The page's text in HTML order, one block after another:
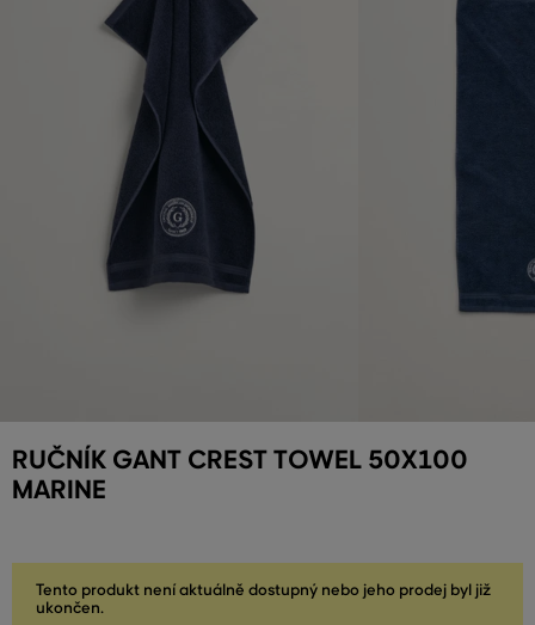
RUČNÍK GANT CREST TOWEL 50X100
MARINE
Tento produkt není aktuálně dostupný nebo jeho prodej byl již
ukončen.